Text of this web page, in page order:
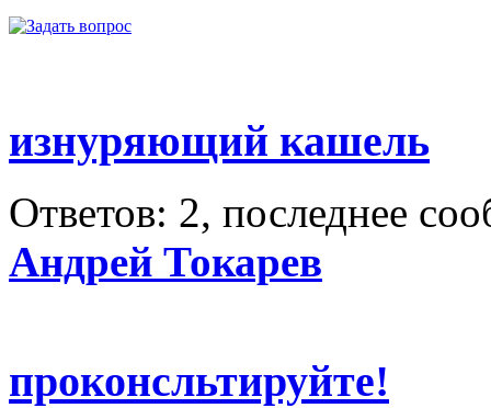
изнуряющий кашель
Ответов: 2, последнее
Андрей Токарев
проконсльтируйте!